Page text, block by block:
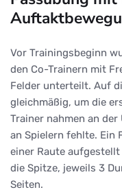
Vor Trainingsbeginn
den Co-Trainern mit
Felder unterteilt. Auf
gleichmäßig, um die
Trainer nahmen an
an Spielern fehlte. Ein
einer Raute
die Spitze, jeweils 3
Seiten.